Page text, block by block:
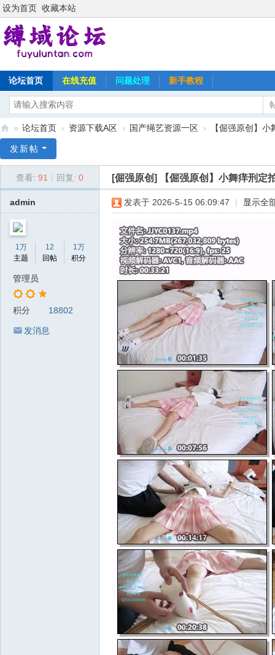
设为首页 收藏本站
论坛首页 在线充值 问题处理 新手教程
域
» 论坛首页 › 资源下载A区 › 国产绳艺资源一区 › 【倔强原创】小
发新帖
查看: 91 回复: 0 [倔强原创] 【倔强原创】小舞痒刑定
admin
1万
主题
12
回帖
1万
积分
管理员
积分 18802
发消息
发表于 2026-5-15 06:09:47 显示全